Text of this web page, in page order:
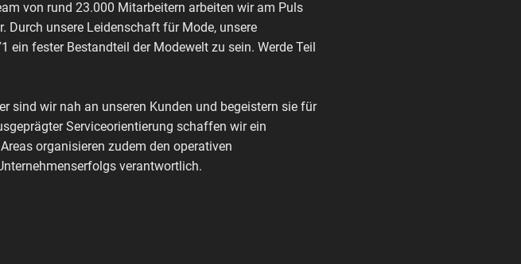
von rund 23.000 Mitarbeitern arbeiten wir am Puls
unsere Leidenschaft für Mode, unsere
fester Bestandteil der Modewelt zu sein. Werde Teil
sind wir nah an unseren Kunden und begeistern sie für
Serviceorientierung schaffen wir ein
organisieren zudem den operativen
verantwortlich.